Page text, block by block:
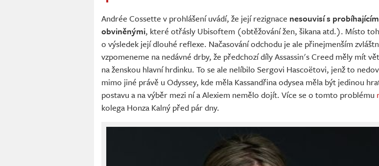
Andrée Cossette v prohlášení uvádí, že její rezignace nesouvisí s
obviněnými, které otřásly Ubisoftem (obtěžování žen, šikana atd.). Místo
o výsledek její dlouhé reflexe. Načasování odchodu je ale přinejmenším
vzpomeneme na nedávné drby, že předchozí díly Assassin's Creed měly mít
na ženskou hlavní hrdinku. To se ale nelíbilo Sergovi Hascoëtovi, jenž to
mimo jiné právě u Odyssey, kde měla Kassandřina odysea měla být jedinou
postavu a na výběr mezi ní a Alexiem nemělo dojít. Více se o tomto problému
kolega Honza Kalný před pár dny.